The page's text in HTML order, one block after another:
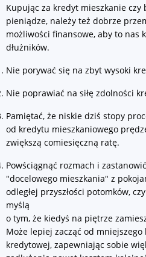
Kupując za kredyt mieszkanie
pieniądze, należy też dobrze
możliwości finansowe, aby to nas
dłużników.
Nie porywać się na zbyt wysoki
Nie poprawiać na siłę zdolności
Pamiętać, że niskie dziś stopy
od kredytu mieszkaniowego
zwiększą comiesięczną ratę.
Powściągnąć rozmach i
"docelowego mieszkania" z
odległej przyszłości potomków,
myślą
o tym, że kiedyś na piętrze
Może lepiej zacząć od
kredytowej, zapewniając sobie